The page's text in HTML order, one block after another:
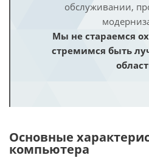
обслуживании,
Мы не стараемся
стремимся быть
Основные
компьютера